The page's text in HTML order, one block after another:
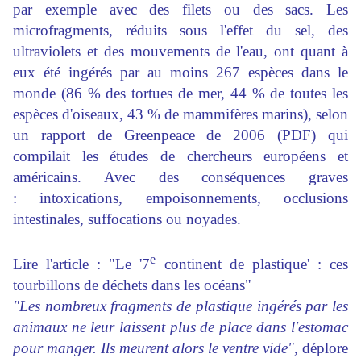
par exemple avec des filets ou des sacs. Les
microfragments, réduits sous l'effet du sel, des
ultraviolets et des mouvements de l'eau, ont quant à
eux été ingérés par au moins 267 espèces dans le
monde (86 % des tortues de mer, 44 % de toutes les
espèces d'oiseaux, 43 % de mammifères marins), selon
un rapport de Greenpeace de 2006 (PDF) qui
compilait les études de chercheurs européens et
américains. Avec des conséquences graves
: intoxications, empoisonnements, occlusions
intestinales, suffocations ou noyades.
Lire l'article : "Le '7e
continent de plastique' : ces
tourbillons de déchets dans les océans"
"Les nombreux fragments de plastique ingérés par les
animaux ne leur laissent plus de place dans l'estomac
pourmanger. Ils meurent alors le ventre vide", déplore